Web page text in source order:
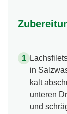
in
kalt
unteren
und